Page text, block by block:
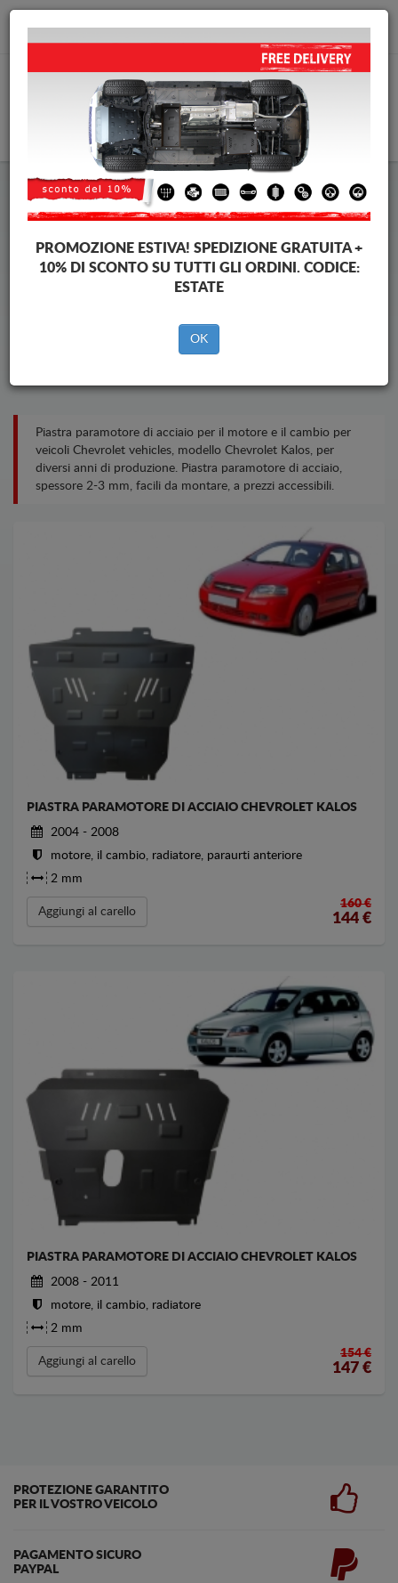
info@piastraparamotore.com
Piastra paramotore di acciaio
Chevrolet Kalos
Piastra paramotore di acciaio per il motore e il cambio per
veicoli Chevrolet vehicles, modello Chevrolet Kalos, per
diversi anni di produzione. Piastra paramotore di acciaio,
spessore 2-3 mm, facili da montare, a prezzi accessibili.
PIASTRA PARAMOTORE DI ACCIAIO CHEVROLET KALOS
2004 - 2008
motore, il cambio, radiatore, paraurti anteriore
2 mm
Aggiungi al carello
160 €
144 €
PIASTRA PARAMOTORE DI ACCIAIO CHEVROLET KALOS
2008 - 2011
motore, il cambio, radiatore
2 mm
Aggiungi al carello
154 €
147 €
PROTEZIONE GARANTITO
PER IL VOSTRO VEICOLO
PAGAMENTO SICURO
PAYPAL
PROMOZIONE ESTIVA! SPEDIZIONE GRATUITA +
10% DI SCONTO SU TUTTI GLI ORDINI. CODICE:
ESTATE
OK